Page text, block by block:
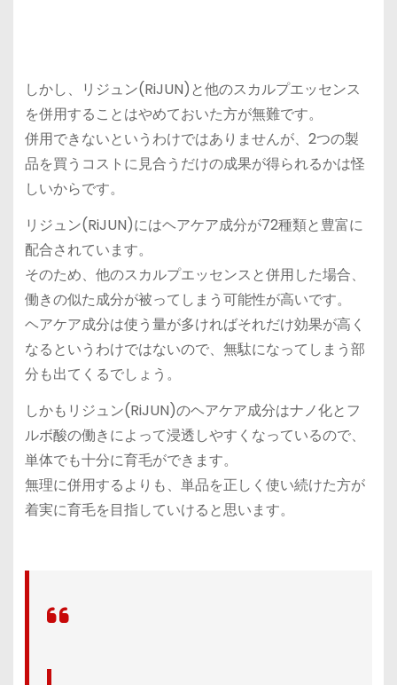
しかし、リジュン(RiJUN)と他のスカルプエッセンス
を併用することはやめておいた方が無難です。
併用できないというわけではありませんが、2つの製
品を買うコストに見合うだけの成果が得られるかは怪
しいからです。
リジュン(RiJUN)にはヘアケア成分が72種類と豊富に
配合されています。
そのため、他のスカルプエッセンスと併用した場合、
働きの似た成分が被ってしまう可能性が高いです。
ヘアケア成分は使う量が多ければそれだけ効果が高く
なるというわけではないので、無駄になってしまう部
分も出てくるでしょう。
しかもリジュン(RiJUN)のヘアケア成分はナノ化とフ
ルボ酸の働きによって浸透しやすくなっているので、
単体でも十分に育毛ができます。
無理に併用するよりも、単品を正しく使い続けた方が
着実に育毛を目指していけると思います。